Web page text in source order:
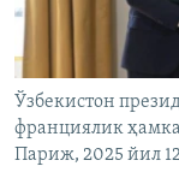
Ўзбекистон
франциялик
Париж, 2025 йил